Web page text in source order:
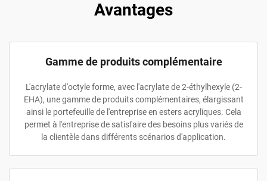
Avantages
Gamme de produits complémentaire
L'acrylate d'octyle forme, avec l'acrylate de 2-éthylhexyle (2-
EHA), une gamme de produits complémentaires, élargissant
ainsi le portefeuille de l'entreprise en esters acryliques. Cela
permet à l'entreprise de satisfaire des besoins plus variés de
la clientèle dans différents scénarios d'application.